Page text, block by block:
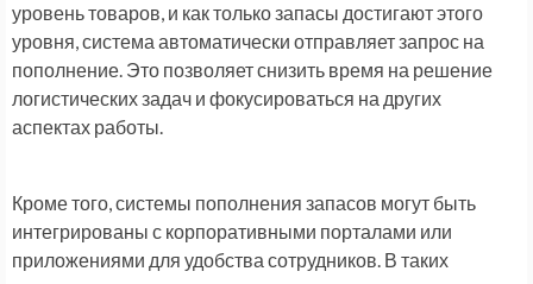
уровень товаров, и как только запасы достигают этого
уровня, система автоматически отправляет запрос на
пополнение. Это позволяет снизить время на решение
логистических задач и фокусироваться на других
аспектах работы.
Кроме того, системы пополнения запасов могут быть
интегрированы с корпоративными порталами или
приложениями для удобства сотрудников. В таких